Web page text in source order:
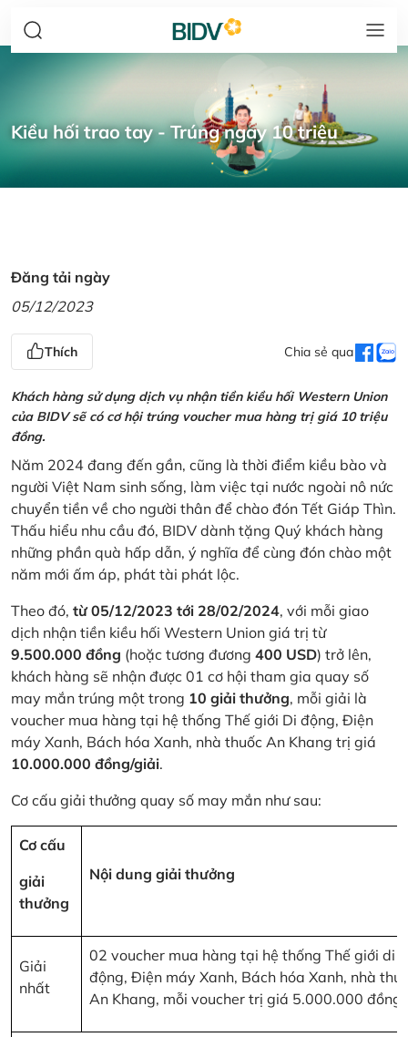
Kiều hối trao tay - Trúng ngay 10 triệu
Đăng tải ngày
05/12/2023
Thích Chia sẻ qua
Khách hàng sử dụng dịch vụ nhận tiền kiều hối Western Union
của BIDV sẽ có cơ hội trúng voucher mua hàng trị giá 10 triệu
đồng.
Năm 2024 đang đến gần, cũng là thời điểm kiều bào và
người Việt Nam sinh sống, làm việc tại nước ngoài nô nức
chuyển tiền về cho người thân để chào đón Tết Giáp Thìn.
Thấu hiểu nhu cầu đó, BIDV dành tặng Quý khách hàng
những phần quà hấp dẫn, ý nghĩa để cùng đón chào một
năm mới ấm áp, phát tài phát lộc.
Theo đó, từ 05/12/2023 tới 28/02/2024, với mỗi giao
dịch nhận tiền kiều hối Western Union giá trị từ
9.500.000 đồng (hoặc tương đương 400 USD) trở lên,
khách hàng sẽ nhận được 01 cơ hội tham gia quay số
may mắn trúng một trong 10 giải thưởng, mỗi giải là
voucher mua hàng tại hệ thống Thế giới Di động, Điện
máy Xanh, Bách hóa Xanh, nhà thuốc An Khang trị giá
10.000.000 đồng/giải.
Cơ cấu giải thưởng quay số may mắn như sau:
Cơ cấu
giải
thưởng
Nội dung giải thưởng
Giải
nhất
02 voucher mua hàng tại hệ thống Thế giới di
động, Điện máy Xanh, Bách hóa Xanh, nhà
An Khang, mỗi voucher trị giá 5.000.000 đồng